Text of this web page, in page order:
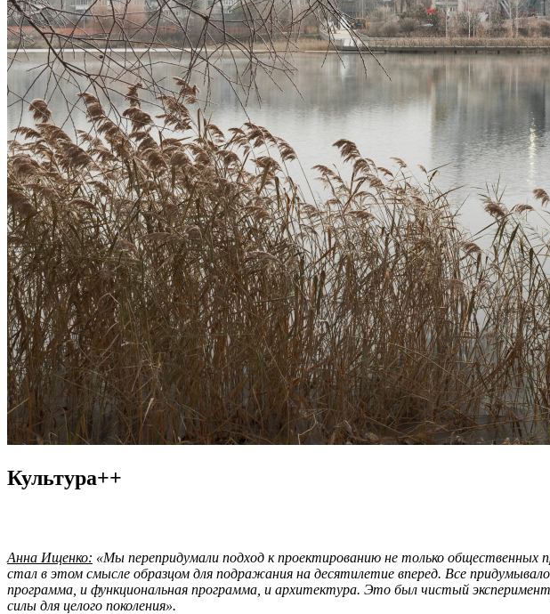
Культура++
Анна Ищенко: «Мы перепридумали подход к проектированию не только
стал в этом смысле образцом для подражания на десятилетие вперед. Все
программа, и функциональная программа, и архитектура. Это был чистый
силы для целого поколения».